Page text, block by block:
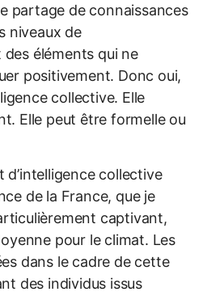
partage de connaissances
niveaux de
éléments qui ne
positivement. Donc oui,
collective. Elle
Elle peut être formelle ou
collective
de la France, que je
captivant,
pour le climat. Les
dans le cadre de cette
des individus issus